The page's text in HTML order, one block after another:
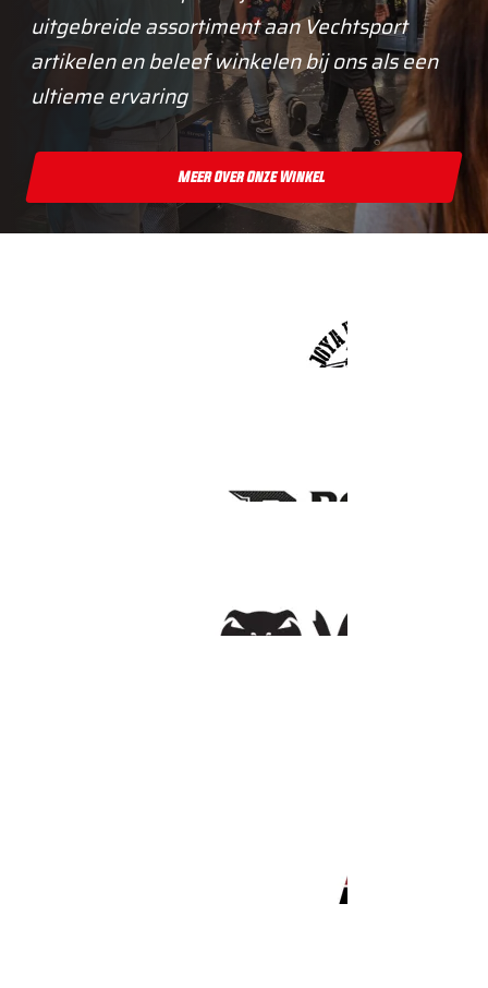
uitgebreide assortiment aan Vechtsport
artikelen en beleef winkelen bij ons als een
ultieme ervaring
Meer Over Onze Winkel